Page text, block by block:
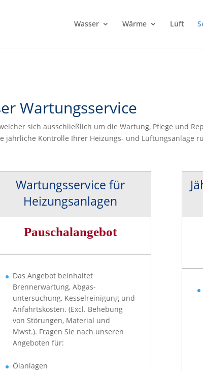
Wasser
Wärme Luft
Wartungsservice
sich ausschließlich um die Wartung, Pflege und
jährliche Kontrolle Ihrer Heizungs- und Lüftungsanlage
Wartungsservice für
Heizungsanlagen
Pauschalangebot
Das Angebot beinhaltet
Brennerwartung, Abgas-
untersuchung, Kesselreinigung und
Anfahrtskosten. (Excl. Behebung
von Störungen, Material und
Mwst.). Fragen Sie nach unseren
Angeboten für:
Ölanlagen